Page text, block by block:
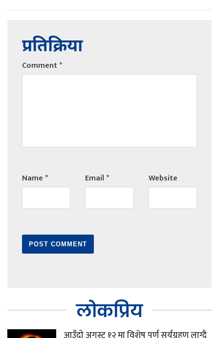
प्रतिक्रिया
Comment*
Name* Email* Website
लोकप्रिय